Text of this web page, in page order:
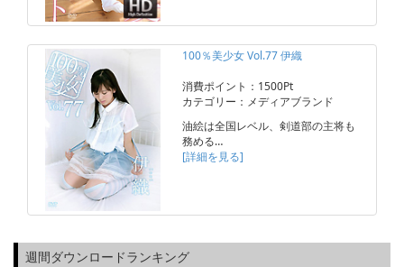
100％美少女 Vol.77 伊織
消費ポイント：1500Pt
カテゴリー：メディアブランド
油絵は全国レベル、剣道部の主将も
務める…
[詳細を見る]
週間ダウンロードランキング